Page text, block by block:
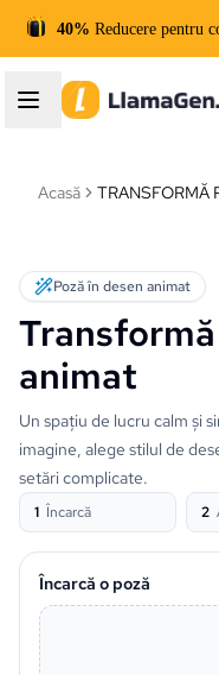
40% Reducere pentru
Acasă TRANSFORMĂ
Poză în desen animat
animat
Un spațiu de lucru calm și
imagine, alege stilul de
setări complicate.
1 Încarcă 2
Încarcă o poză